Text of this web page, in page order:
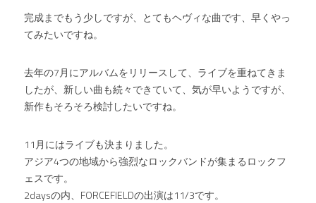
完成までもう少しですが、とてもヘヴィな曲です、早くやっ
てみたいですね。
去年の7月にアルバムをリリースして、ライブを重ねてきま
したが、新しい曲も続々できていて、気が早いようですが、
新作もそろそろ検討したいですね。
11月にはライブも決まりました。
アジア4つの地域から強烈なロックバンドが集まるロックフ
ェスです。
2daysの内、FORCEFIELDの出演は11/3です。